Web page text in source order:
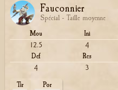
Fauconnier
Spécial - Taille moyenne
Mou
12.5
Ini
4
Def
4
Res
3
Tir Por